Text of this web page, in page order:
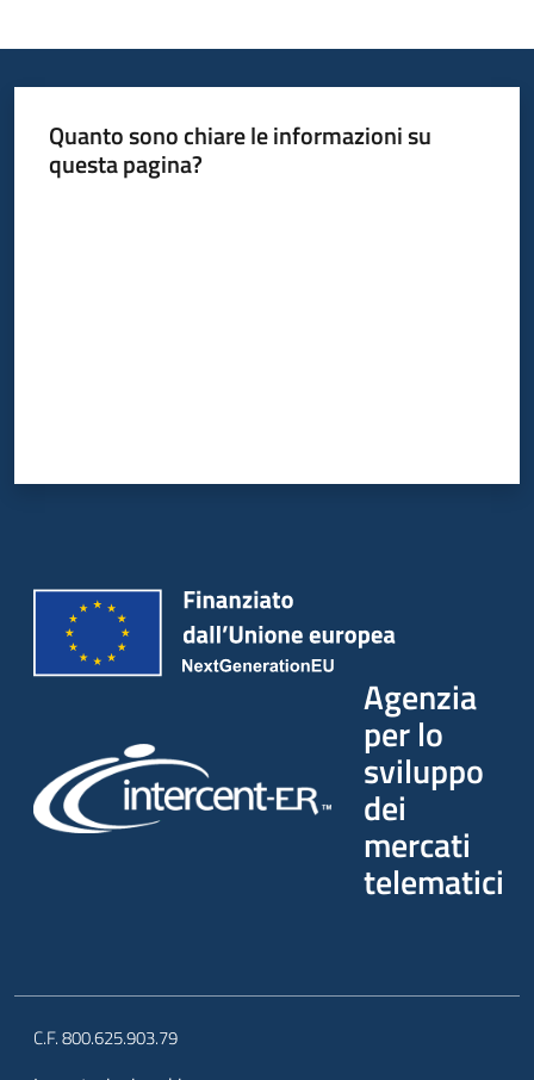
Quanto sono chiare le informazioni su
questa pagina?
Agenzia
per lo
sviluppo
dei
mercati
telematici
C.F. 800.625.903.79